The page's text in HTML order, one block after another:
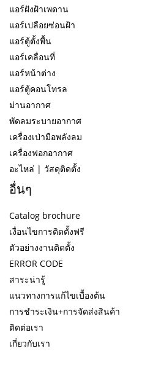
แอร์ฝังฝ้าเพดาน
แอร์เปลือยซ่อนฝ้า
แอร์ตู้ตั้งพื้น
แอร์เคลื่อนที่
แอร์หน้าต่าง
แอร์ตู้คอนโทรล
ม่านอากาศ
พัดลมระบายอากาศ
เครื่องเป่ามือพลังลม
เครื่องฟอกอากาศ
อะไหล่ | วัสดุติดตั้ง
อื่นๆ
Catalog brochure
เงื่อนไขการติดตั้งฟรี
ตัวอย่างงานติดตั้ง
ERROR CODE
สาระน่ารู้
แนวทางการแก้ไขเบื้องต้น
การชำระเงิน+การจัดส่งสินค้า
ติดต่อเรา
เกี่ยวกับเรา